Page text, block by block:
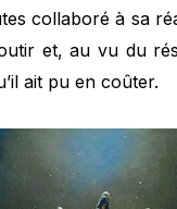
collaboré à sa
et, au vu du
ait pu en coûter.